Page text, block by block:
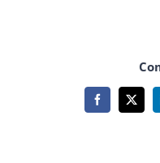
Facebook
X